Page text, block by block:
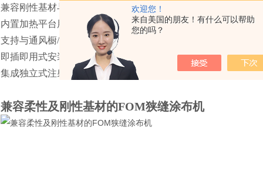
欢迎您！
来自美国的朋友！有什么可以帮助
您的吗？
兼容刚性基材与柔性基材
内置加热平台用于快速干燥
支持与通风橱/手套箱无缝集成
即插即用式安装设计
集成独立式注射泵系统
兼容柔性及刚性基材的FOM狭缝涂布机